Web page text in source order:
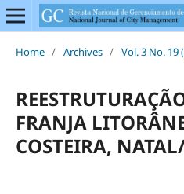
Home / Archives / Vol. 3 No. 19
FRANJA
COSTEIRA,